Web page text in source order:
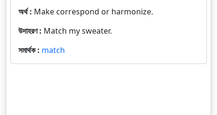
অর্থ : Make correspond or harmonize.
উদাহরণ : Match my sweater.
সমার্থক : match